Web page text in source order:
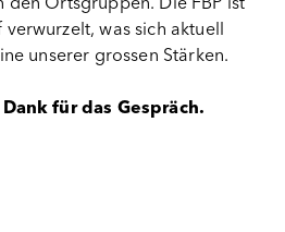
den Ortsgruppen. Die FBP ist
was sich aktuell
unserer grossen Stärken.
für das Gespräch.